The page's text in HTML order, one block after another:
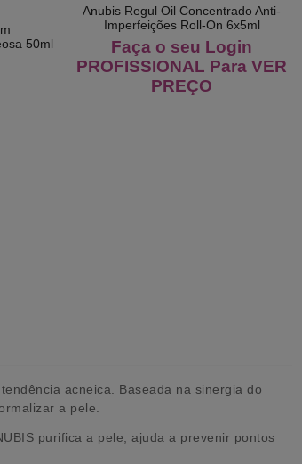
50ml
Anubis Regul Oil Concentrado Anti-
Imperfeições Roll-On 6x5ml
Faça o seu Login
PROFISSIONAL Para VER
PREÇO
acneica. Baseada na sinergia do
a pele.
purifica a pele, ajuda a prevenir pontos